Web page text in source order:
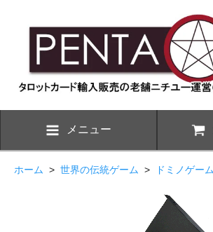
メニュー
ホーム > 世界の伝統ゲーム > ドミノゲーム